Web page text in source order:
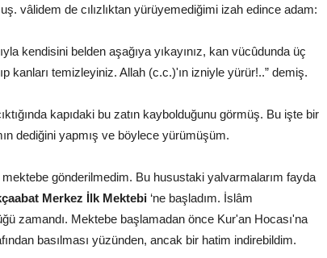
vâlidem de cılızlıktan yürüyemediğimi izah edince adam:
kendisini belden aşağıya yıkayınız, kan vücûdunda üç
kanları temizleyiniz. Allah (c.c.)'ın izniyle yürür!..” demiş.
kapıdaki bu zatın kaybolduğunu görmüş. Bu işte bir
dediğini yapmış ve böylece yürümüşüm.
mektebe gönderilmedim. Bu husustaki yalvarmalarım fayda
Merkez İlk Mektebi ‘ne başladım. İslâm
zamandı. Mektebe başlamadan önce Kur'an Hocası'na
basılması yüzünden, ancak bir hatim indirebildim.